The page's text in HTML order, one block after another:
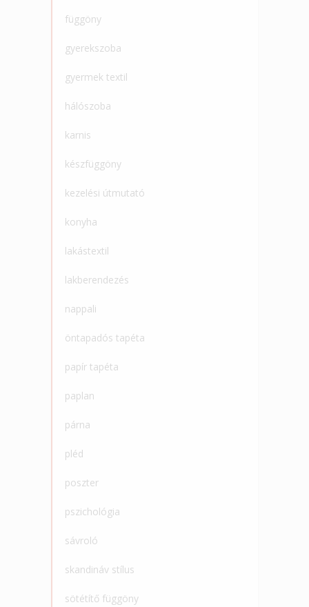
függöny
gyerekszoba
gyermek textil
hálószoba
karnis
készfüggöny
kezelési útmutató
konyha
lakástextil
lakberendezés
nappali
öntapadós tapéta
papír tapéta
paplan
párna
pléd
poszter
pszichológia
sávroló
skandináv stílus
sötétítő függöny